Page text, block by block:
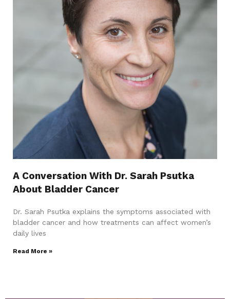
A Conversation With Dr. Sarah Psutka
About Bladder Cancer
Dr. Sarah Psutka explains the symptoms associated with
bladder cancer and how treatments can affect women’s
daily lives
Read More »